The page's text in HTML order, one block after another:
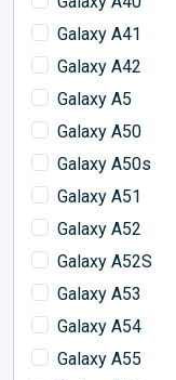
Galaxy A41
Galaxy A42
Galaxy A5
Galaxy A50
Galaxy A50s
Galaxy A51
Galaxy A52
Galaxy A52S
Galaxy A53
Galaxy A54
Galaxy A55